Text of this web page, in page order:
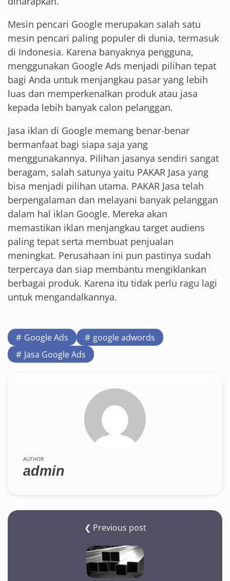
Mesin pencari Google merupakan salah satu
mesin pencari paling populer di dunia, termasuk
di Indonesia. Karena banyaknya pengguna,
menggunakan Google Ads menjadi pilihan tepat
bagi Anda untuk menjangkau pasar yang lebih
luas dan memperkenalkan produk atau jasa
kepada lebih banyak calon pelanggan.
Jasa iklan di Google memang benar-benar
bermanfaat bagi siapa saja yang
menggunakannya. Pilihan jasanya sendiri sangat
beragam, salah satunya yaitu PAKAR Jasa yang
bisa menjadi pilihan utama. PAKAR Jasa telah
berpengalaman dan melayani banyak pelanggan
dalam hal iklan Google. Mereka akan
memastikan iklan menjangkau target audiens
paling tepat serta membuat penjualan
meningkat. Perusahaan ini pun pastinya sudah
terpercaya dan siap membantu mengiklankan
berbagai produk. Karena itu tidak perlu ragu lagi
untuk mengandalkannya.
Google Ads
google adwords
Jasa Google Ads
AUTHOR
admin
❮ Previous post